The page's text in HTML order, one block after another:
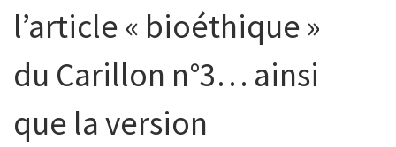
l’article « bioéthique »
du Carillon n°3… ainsi
que la version